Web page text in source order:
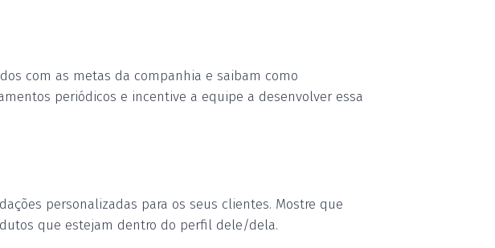
com as metas da companhia e saibam como
periódicos e incentive a equipe a desenvolver essa
personalizadas para os seus clientes. Mostre que
que estejam dentro do perfil dele/dela.